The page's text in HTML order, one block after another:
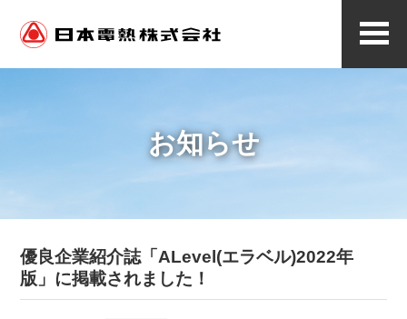
メ
ニ
お知らせ
優良企業紹介誌「ALevel(エラベル)2022年
版」に掲載されました！